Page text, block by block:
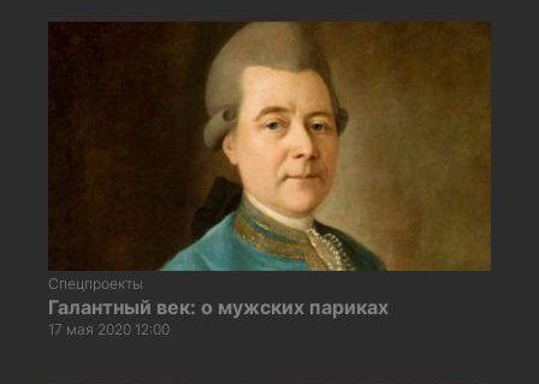
Спецпроекты
Галантный век: о мужских париках
17 мая 2020 12:00